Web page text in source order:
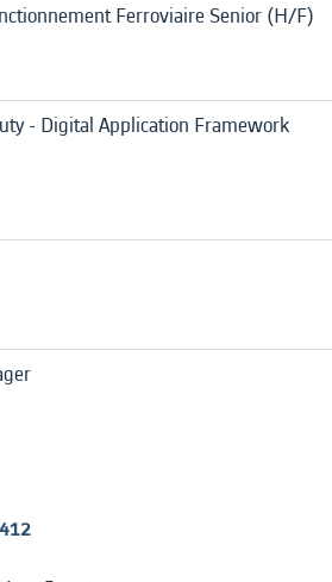
Ferroviaire Senior (H/F)
- Digital Application Framework